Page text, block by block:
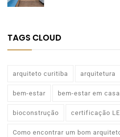
TAGS CLOUD
arquiteto curitiba arquitetura
bem-estar bem-estar em casa
bioconstrução certificação
Como encontrar um bom